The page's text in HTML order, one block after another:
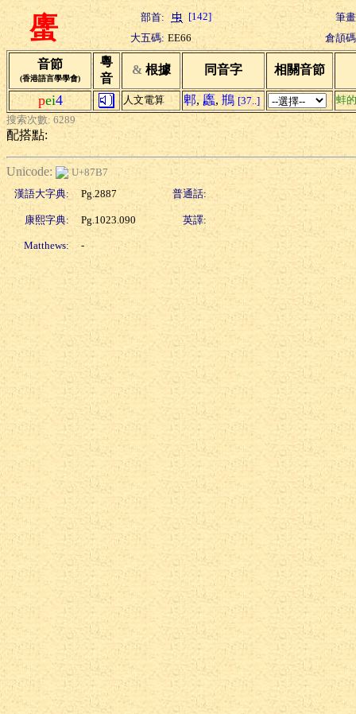
螷 部首: [142]
筆
大五碼: EE66 倉頡
音節
(香港語言學學會)
粵
音
& 根據 同音字 相關音節
pei4 人文電算 郫, 蠯, 鵧 [37..]
蚌
搜索次數: 6289
配搭點:
Unicode:
U+87B7
漢語大字典:
Pg.2887 普通話:
康熙字典: Pg.1023.090 英譯:
Matthews: -